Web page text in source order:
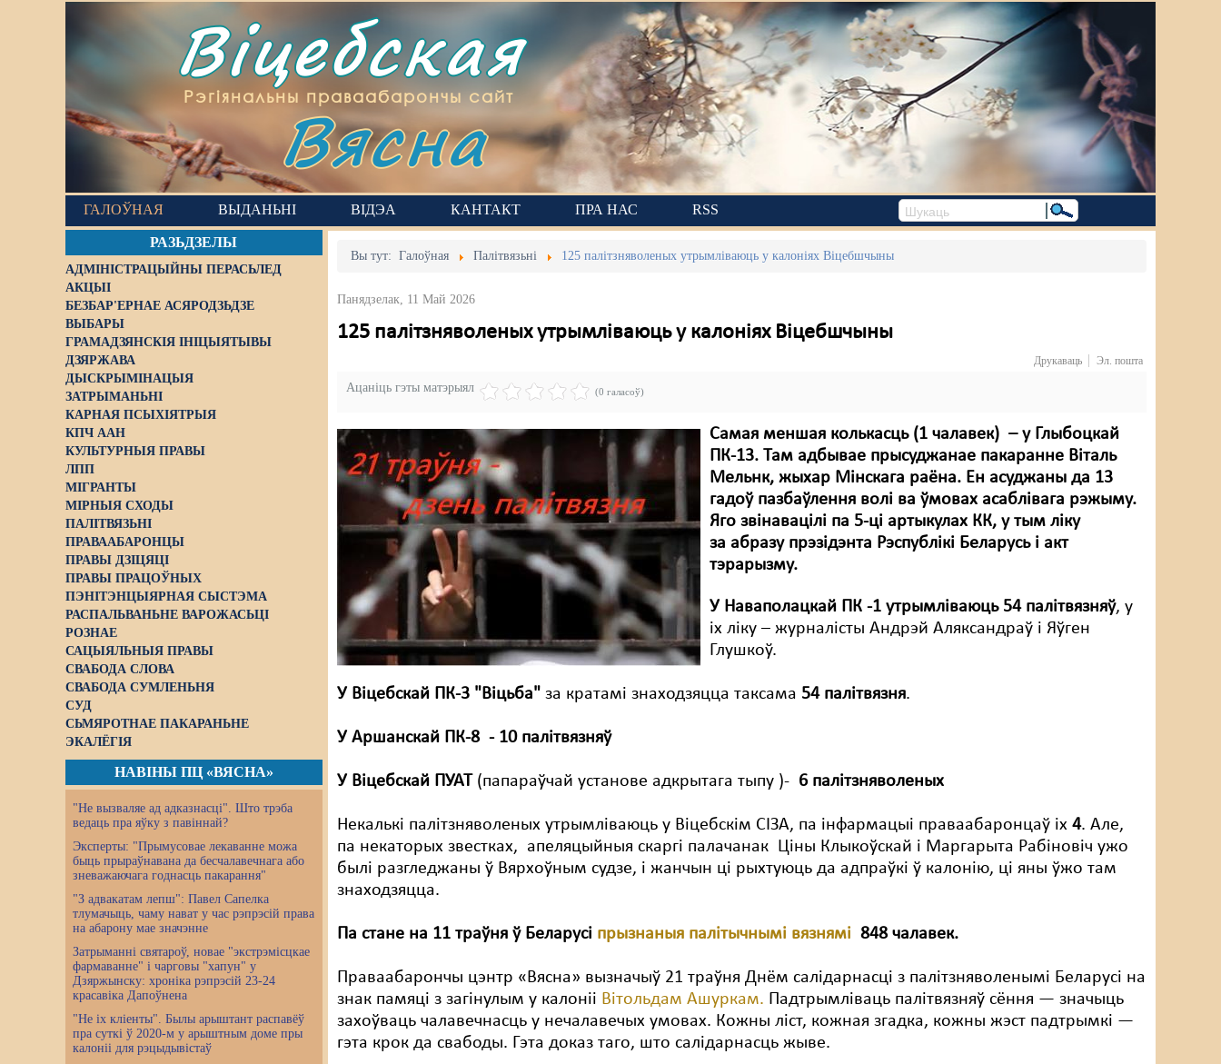
Віцебская
Рэгіянальны праваабарончы сайт
Вясна
ГАЛОЎНАЯ ВЫДАНЬНІ ВІДЭА КАНТАКТ ПРА НАС RSS
РАЗЬДЗЕЛЫ
АДМІНІСТРАЦЫЙНЫ ПЕРАСЬЛЕД
АКЦЫІ
БЕЗБАР'ЕРНАЕ АСЯРОДЗЬДЗЕ
ВЫБАРЫ
ГРАМАДЗЯНСКІЯ ІНІЦЫЯТЫВЫ
ДЗЯРЖАВА
ДЫСКРЫМІНАЦЫЯ
ЗАТРЫМАНЬНІ
КАРНАЯ ПСЫХІЯТРЫЯ
КПЧ ААН
КУЛЬТУРНЫЯ ПРАВЫ
ЛПП
МІГРАНТЫ
МІРНЫЯ СХОДЫ
ПАЛІТВЯЗЬНІ
ПРАВААБАРОНЦЫ
ПРАВЫ ДЗІЦЯЦІ
ПРАВЫ ПРАЦОЎНЫХ
ПЭНІТЭНЦЫЯРНАЯ СЫСТЭМА
РАСПАЛЬВАНЬНЕ ВАРОЖАСЬЦІ
РОЗНАЕ
САЦЫЯЛЬНЫЯ ПРАВЫ
СВАБОДА СЛОВА
СВАБОДА СУМЛЕНЬНЯ
СУД
СЬМЯРОТНАЕ ПАКАРАНЬНЕ
ЭКАЛЁГІЯ
НАВІНЫ ПЦ «ВЯСНА»
"Не вызваляе ад адказнасці". Што трэба
ведаць пра яўку з павіннай?
Эксперты: "Прымусовае лекаванне можа
быць прыраўнавана да бесчалавечнага або
зневажаючага годнасць пакарання"
"З адвакатам лепш": Павел Сапелка
тлумачыць, чаму нават у час рэпрэсій права
на абарону мае значэнне
Затрыманні святароў, новае "экстрэмісцкае
фармаванне" і чарговы "хапун" у
Дзяржынску: хроніка рэпрэсій 23-24
красавіка Дапоўнена
"Не іх кліенты". Былы арыштант распавёў
пра суткі ў 2020-м у арыштным доме пры
калоніі для рэцыдывістаў
Вы тут:Галоўная Палітвязьні 125 палітзняволеных утрымліваюць у калоніях Віцебшчыны
Панядзелак, 11 Май 2026
125 палітзняволеных утрымліваюць у калоніях Віцебшчыны
Друкаваць Эл. пошта
Ацаніць гэты матэрыял (0 галасоў)
Самая меншая колькасць (1 чалавек) – у Глыбоцкай
ПК-13. Там адбывае прысуджанае пакаранне Віталь
Мельнк, жыхар Мінскага раёна. Ен асуджаны да 13
гадоў пазбаўлення волі ва ўмовах асаблівага рэжыму.
Яго звінавацілі па 5-ці артыкулах КК, у тым ліку
за абразу прэзідэнта Рэспублікі Беларусь і акт
тэрарызму.
У Наваполацкай ПК -1 утрымліваюць 54 палітвязняў, у
іх ліку – журналісты Андрэй Аляксандраў і Яўген
Глушкоў.
У Віцебскай ПК-3 "Віцьба" за кратамі знаходзяцца таксама 54 палітвязня.
У Аршанскай ПК-8 - 10 палітвязняў
У Віцебскай ПУАТ (папараўчай установе адкрытага тыпу )- 6 палітзняволеных
Некалькі палітзняволеных утрымліваюць у Віцебскім СІЗА, па інфармацыі праваабаронцаў іх4. Але,
па некаторых звестках, апеляцыйныя скаргі палачанак Ціны Клыкоўскай і Маргарыта Рабіновіч ужо
былі разгледжаны ў Вярхоўным судзе, і жанчын ці рыхтуюць да адпраўкі ў калонію, ці яны ўжо там
знаходзяцца.
Па стане на 11 траўня ў Беларусі прызнаныя палітычнымі вязнямі 848 чалавек.
Праваабарончы цэнтр «Вясна» вызначыў 21 траўня Днём салідарнасці з палітзняволенымі Беларусі на
знак памяці з загінулым у калоніі Вітольдам Ашуркам. Падтрымліваць палітвязняў сёння — значыць
захоўваць чалавечнасць у нечалавечых умовах. Кожны ліст, кожная згадка, кожны жэст падтрымкі —
гэта крок да свабоды. Гэта доказ таго, што салідарнасць жыве.